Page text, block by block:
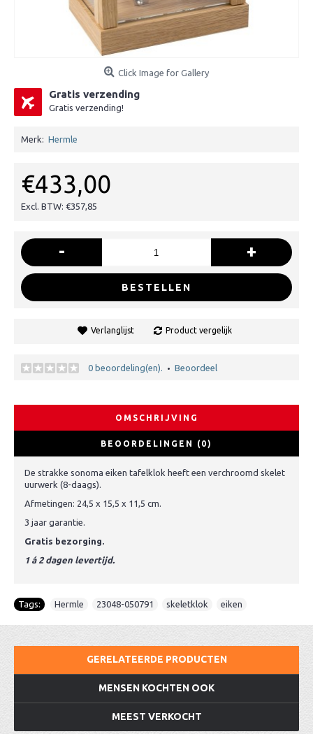
Click Image for Gallery
Gratis verzending
Gratis verzending!
Merk: Hermle
€433,00
Excl. BTW: €357,85
- +
BESTELLEN
Verlanglijst Product vergelijk
0 beoordeling(en). • Beoordeel
OMSCHRIJVING
BEOORDELINGEN (0)
De strakke sonoma eiken tafelklok heeft een verchroomd skelet
uurwerk (8-daags).
Afmetingen: 24,5 x 15,5 x 11,5 cm.
3 jaar garantie.
Gratis bezorging.
1 á 2 dagen levertijd.
Tags: Hermle 23048-050791 skeletklok eiken
GERELATEERDE PRODUCTEN
MENSEN KOCHTEN OOK
MEEST VERKOCHT